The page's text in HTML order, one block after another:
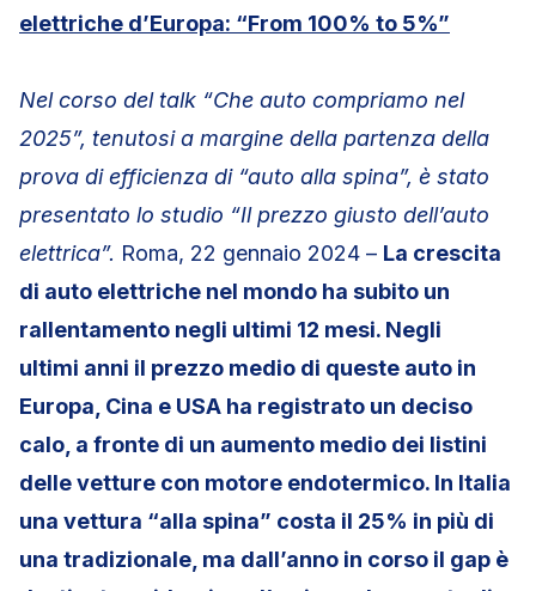
elettriche d’Europa: “From 100% to 5%”
Nel corso del talk “Che auto compriamo nel
2025”, tenutosi a margine della partenza della
prova di efficienza di “auto alla spina”, è stato
presentato lo studio “Il prezzo giusto dell’auto
elettrica”. Roma, 22 gennaio 2024 – La crescita
di auto elettriche nel mondo ha subito un
rallentamento negli ultimi 12 mesi. Negli
ultimi anni il prezzo medio di queste auto in
Europa, Cina e USA ha registrato un deciso
calo, a fronte di un aumento medio dei listini
delle vetture con motore endotermico. In Italia
una vettura “alla spina” costa il 25% in più di
una tradizionale, ma dall’anno in corso il gap è